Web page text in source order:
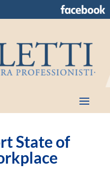
State of